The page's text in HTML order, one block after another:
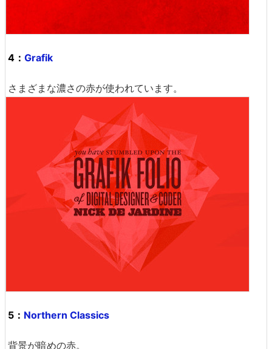
4： Grafik
さまざまな濃さの赤が使われています。
5： Northern Classics
背景が暗めの赤。